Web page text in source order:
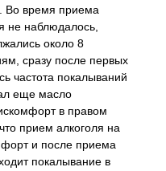
Во время приема
не наблюдалось,
около 8
сразу после первых
частота покалываний
еще масло
в правом
прием алкоголя на
и после приема
покалывание в